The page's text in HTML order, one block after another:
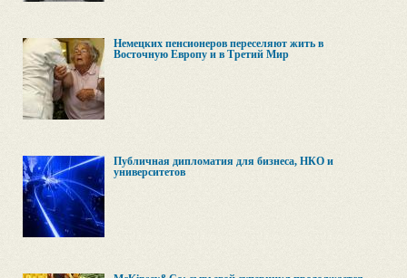
Немецких пенсионеров переселяют жить в
Восточную Европу и в Третий Мир
Публичная дипломатия для бизнеса, НКО и
университетов